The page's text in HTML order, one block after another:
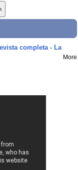
completa - La
More